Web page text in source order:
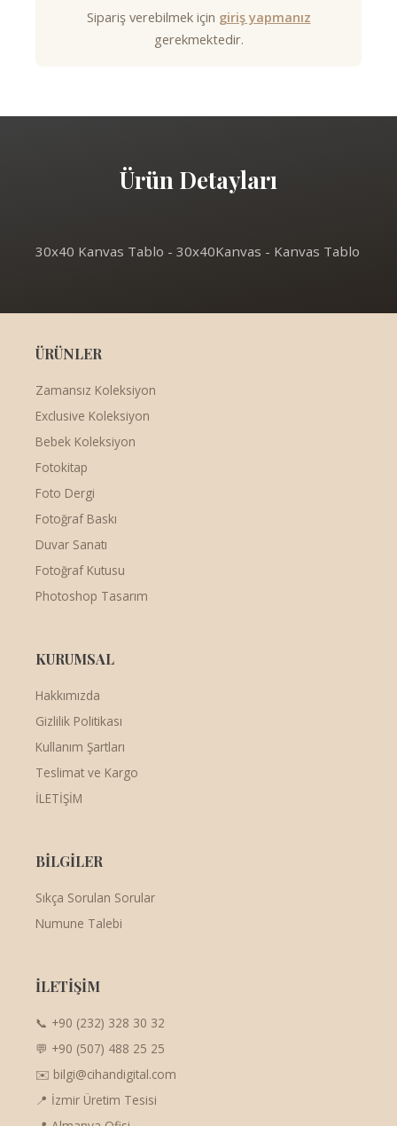
Sipariş verebilmek için giriş yapmanız
gerekmektedir.
Ürün Detayları
30x40 Kanvas Tablo - 30x40Kanvas - Kanvas Tablo
ÜRÜNLER
Zamansız Koleksiyon
Exclusive Koleksiyon
Bebek Koleksiyon
Fotokitap
Foto Dergi
Fotoğraf Baskı
Duvar Sanatı
Fotoğraf Kutusu
Photoshop Tasarım
KURUMSAL
Hakkımızda
Gizlilik Politikası
Kullanım Şartları
Teslimat ve Kargo
İLETİŞİM
BİLGİLER
Sıkça Sorulan Sorular
Numune Talebi
İLETİŞİM
📞 +90 (232) 328 30 32
💬 +90 (507) 488 25 25
✉️ bilgi@cihandigital.com
📍 İzmir Üretim Tesisi